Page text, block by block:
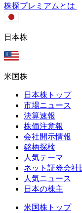
株探プレミアムとは
日本株
米国株
日本株トップ
市場ニュース
決算速報
株価注意報
会社開示情報
銘柄探検
人気テーマ
ネット証券会社
人気ニュース
日本の株主
米国株トップ